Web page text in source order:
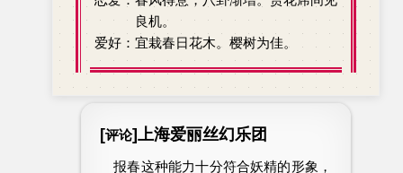
良机。
爱好：宜栽春日花木。樱树为佳。
[评论]上海爱丽丝幻乐团
报春这种能力十分符合妖精的形象，